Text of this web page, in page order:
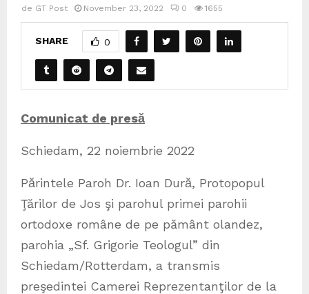
de GT Post November 23, 2022 0 1655
SHARE 0
Comunicat de presӑ
Schiedam, 22 noiembrie 2022
Pӑrintele Paroh Dr. Ioan Durӑ, Protopopul
Ţărilor de Jos şi parohul primei parohii
ortodoxe române de pe pământ olandez,
parohia „Sf. Grigorie Teologul” din
Schiedam/Rotterdam, a transmis
preşedintei Camerei Reprezentanţilor de la